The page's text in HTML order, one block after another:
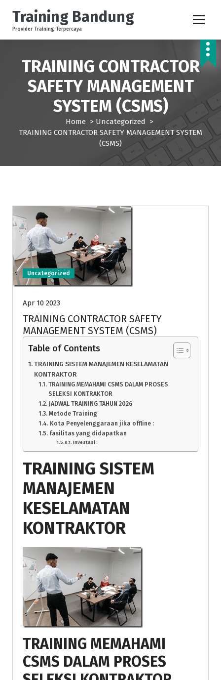
p
Training Bandung
Provider Training Terpercaya
TRAINING CONTRACTOR
SAFETY MANAGEMENT
SYSTEM (CSMS)
Home > Uncategorized >
TRAINING CONTRACTOR SAFETY MANAGEMENT SYSTEM
(CSMS)
Uncategorized
Apr 10 2023
TRAINING CONTRACTOR SAFETY
MANAGEMENT SYSTEM (CSMS)
Table of Contents
TRAINING SISTEM MANAJEMEN KESELAMATAN
KONTRAKTOR
TRAINING MEMAHAMI CSMS DALAM PROSES
SELEKSI KONTRAKTOR
JADWAL TRAINING TAHUN 2026
Metode Training
Kota Penyelenggaraan jika offline :
fasilitas yang didapatkan
Investasi :
TRAINING SISTEM
MANAJEMEN
KESELAMATAN
KONTRAKTOR
TRAINING MEMAHAMI
CSMS DALAM PROSES